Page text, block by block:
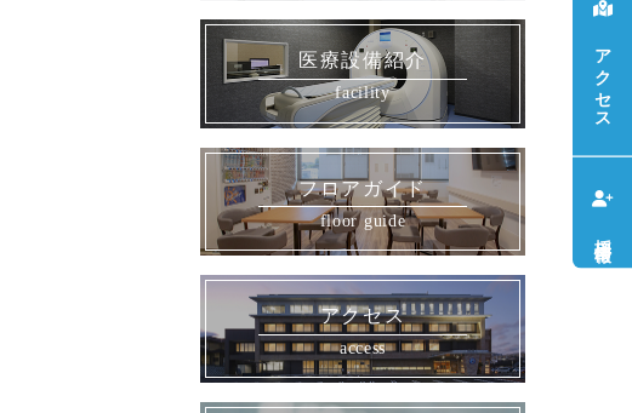
医療設備紹介
フロアガイド
アクセス
アクセス